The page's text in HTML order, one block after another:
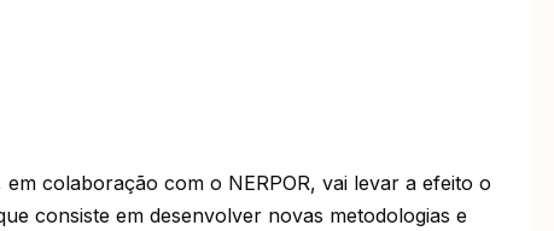
em colaboração com o NERPOR, vai levar a efeito o
consiste em desenvolver novas metodologias e